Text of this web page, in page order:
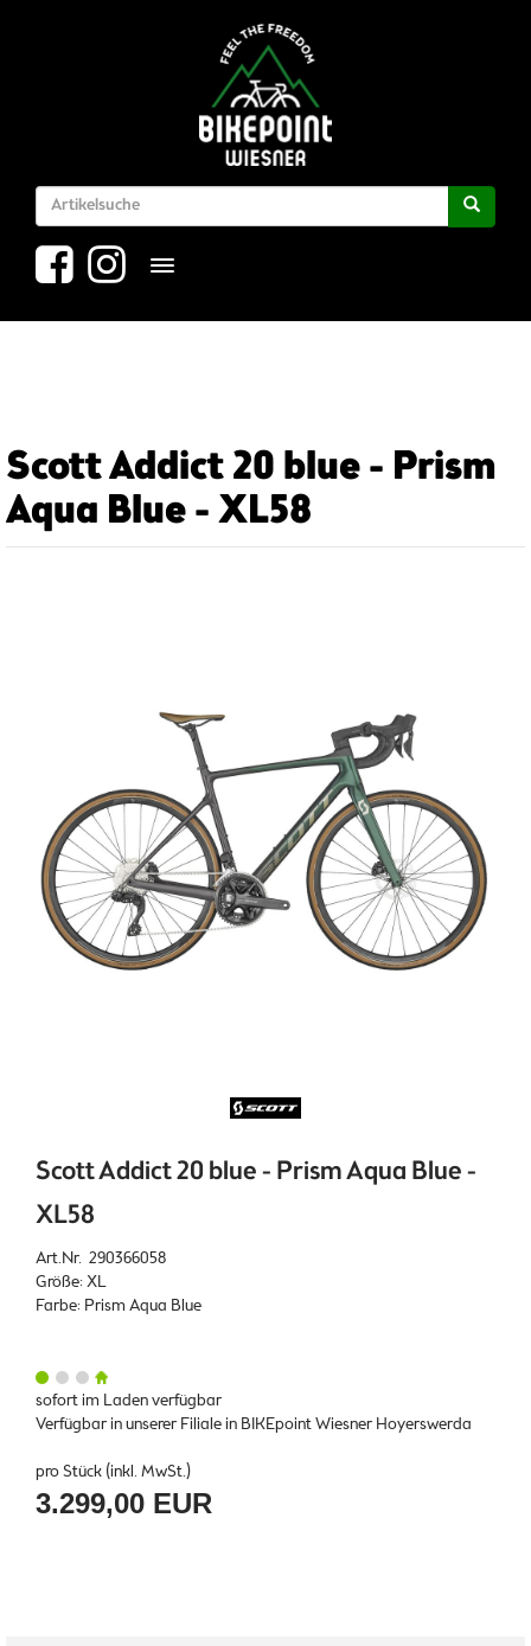
Toggle navigation
Scott Addict 20 blue - Prism
Aqua Blue - XL58
Scott Addict 20 blue - Prism Aqua Blue -
XL58
Art.Nr. 290366058
Größe: XL
Farbe: Prism Aqua Blue
sofort im Laden verfügbar
Verfügbar in unserer Filiale in BIKEpoint Wiesner Hoyerswerda
pro Stück (inkl. MwSt.)
3.299,00 EUR